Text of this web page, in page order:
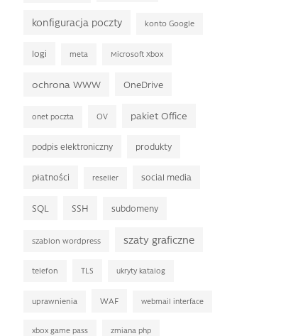
konfiguracja poczty konto Google
logi meta Microsoft Xbox
ochrona WWW OneDrive
onet poczta OV pakiet Office
podpis elektroniczny produkty
płatności reseller social media
SQL SSH subdomeny
szablon wordpress szaty graficzne
telefon TLS ukryty katalog
uprawnienia WAF webmail interface
xbox game pass zmiana php